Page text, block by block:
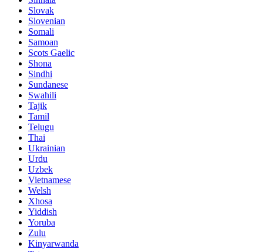
Slovak
Slovenian
Somali
Samoan
Scots Gaelic
Shona
Sindhi
Sundanese
Swahili
Tajik
Tamil
Telugu
Thai
Ukrainian
Urdu
Uzbek
Vietnamese
Welsh
Xhosa
Yiddish
Yoruba
Zulu
Kinyarwanda